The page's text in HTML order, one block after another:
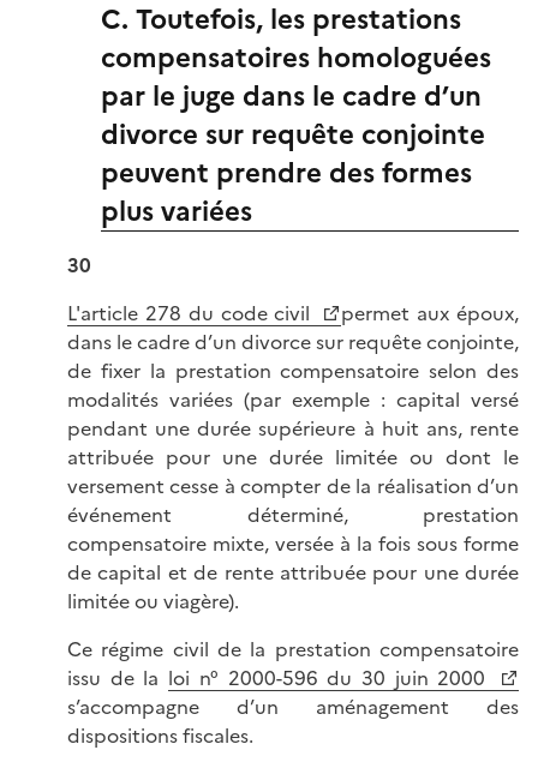
C. Toutefois, les prestations
compensatoires homologuées
par le juge dans le cadre d’un
divorce sur requête conjointe
peuvent prendre des formes
plus variées
30
L'article 278 du code civil
permet aux époux,
dans le cadre d’un divorce sur requête conjointe,
de fixer la prestation compensatoire selon des
modalités variées (par exemple : capital versé
pendant une durée supérieure à huit ans, rente
attribuée pour une durée limitée ou dont le
versement cesse à compter de la réalisation d’un
événement déterminé, prestation
compensatoire mixte, versée à la fois sous forme
de capital et de rente attribuée pour une durée
limitée ou viagère).
Ce régime civil de la prestation compensatoire
issu de la loi n° 2000-596 du 30 juin 2000
s’accompagne d’un aménagement des
dispositions fiscales.